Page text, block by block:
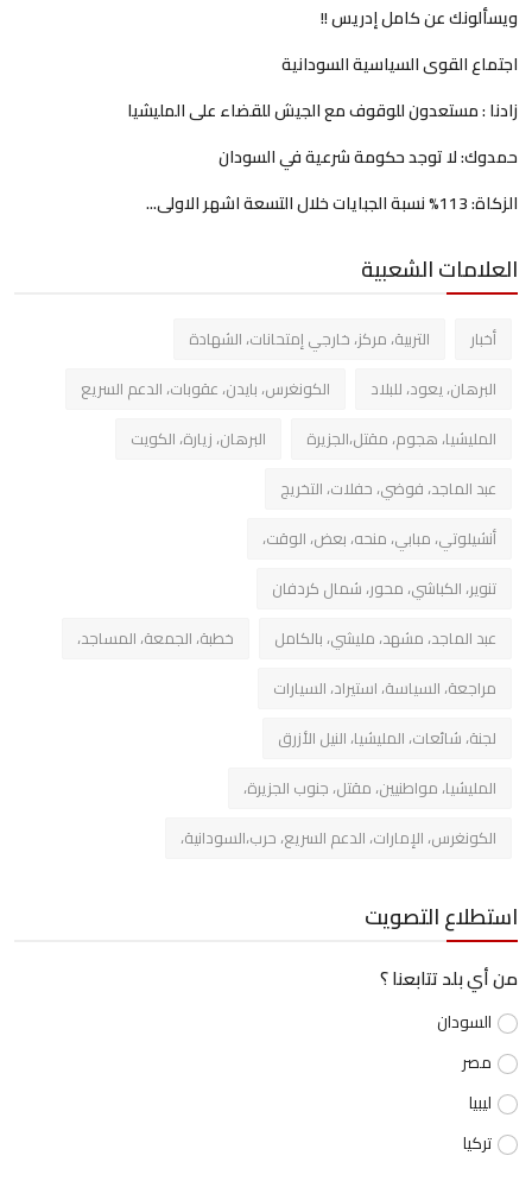
ويسألونك عن كامل إدريس !!
اجتماع القوى السياسية السودانية
زادنا : مستعدون للوقوف مع الجيش للقضاء على المليشيا
حمدوك: لا توجد حكومة شرعية في السودان
الزكاة: 113% نسبة الجبايات خلال التسعة اشهر الاولى...
العلامات الشعبية
أخبار
التربية، مركز، خارجي إمتحانات، الشهادة
البرهان، يعود، للبلاد
الكونغرس، بايدن، عقوبات، الدعم السريع
المليشيا، هجوم، مقتل،الجزيرة
البرهان، زيارة، الكويت
عبد الماجد، فوضي، حفلات، التخريج
أنشيلوتي، مبابي، منحه، بعض، الوقت،
تنوير، الكباشي، محور، شمال كردفان
عبد الماجد، مشهد، مليشي، بالكامل
خطبة، الجمعة، المساجد،
مراجعة، السياسة، استيراد، السيارات
لجنة، شائعات، المليشيا، النيل الأزرق
المليشيا، مواطنيين، مقتل، جنوب الجزيرة،
الكونغرس، الإمارات، الدعم السريع، حرب،السودانية،
استطلاع التصويت
من أي بلد تتابعنا ؟
السودان
مصر
ليبيا
تركيا